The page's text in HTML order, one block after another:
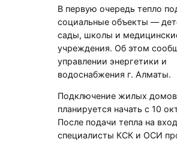
В первую очередь тепло
социальные объекты —
сады, школы и
учреждения. Об этом
управлении энергетики и
водоснабжения г. Алматы.
Подключение жилых домов
планируется начать с 10
После подачи тепла на
специалисты КСК и ОСИ